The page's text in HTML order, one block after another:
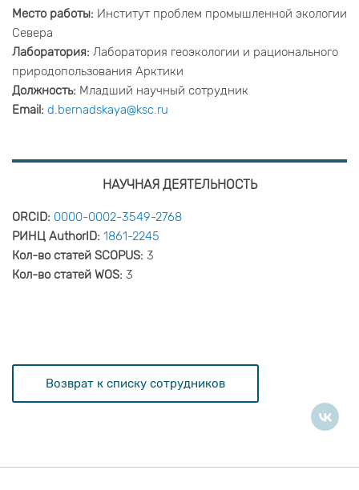
Место работы: Институт проблем промышленной экологии
Севера
Лаборатория: Лаборатория геоэкологии и рационального
природопользования Арктики
Должность: Младший научный сотрудник
Email: d.bernadskaya@ksc.ru
НАУЧНАЯ ДЕЯТЕЛЬНОСТЬ
ORCID: 0000-0002-3549-2768
РИНЦ AuthorID: 1861-2245
Кол-во статей SCOPUS: 3
Кол-во статей WOS: 3
Возврат к списку сотрудников